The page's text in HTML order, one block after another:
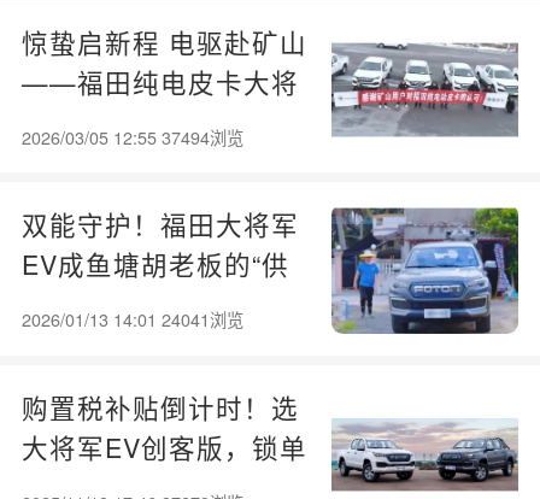
惊蛰启新程 电驱赴矿山
——福田纯电皮卡大将
军EV赋能矿山绿色作业
2026/03/05 12:55 37494浏览
双能守护！福田大将军
EV成鱼塘胡老板的“供
电+运货”省心伙伴
2026/01/13 14:01 24041浏览
购置税补贴倒计时！选
大将军EV创客版，锁单
立省超6000元！